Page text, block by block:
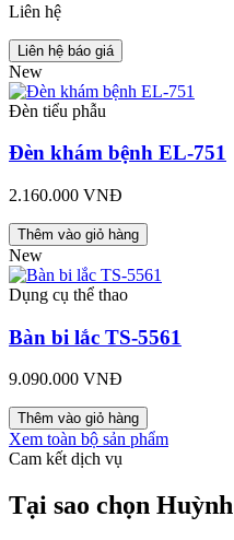
Liên hệ
Liên hệ báo giá
New
Đèn tiểu phẫu
Đèn khám bệnh EL-751
2.160.000 VNĐ
Thêm vào giỏ hàng
New
Dụng cụ thể thao
Bàn bi lắc TS-5561
9.090.000 VNĐ
Thêm vào giỏ hàng
Xem toàn bộ sản phẩm
Cam kết dịch vụ
Tại sao chọn